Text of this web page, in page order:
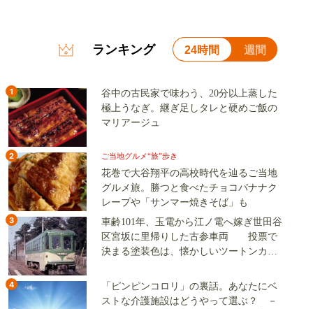
ランキング 24時間 週間
1
谷中の古民家で味わう、20分以上蒸した
極上うなぎ。継ぎ足しタレと硬めご飯の
マリアージュ
2 ご当地グルメ“旅”歩き
花巻で大谷翔平の高校時代を辿るご当地
グルメ旅。勝つと食べたチョコバナナク
レープや「サンマー焼きそば」も
3
車齢101年、玉電から江ノ電へ嫁ぎ世田谷
区宮坂に里帰りした古参車両 投票で
決まる塗装色は、懐かしいツートンカラ
4
「ピンピンコロリ」の裏話。あなたにベ
ストな介護施設はどうやって選ぶ？ －